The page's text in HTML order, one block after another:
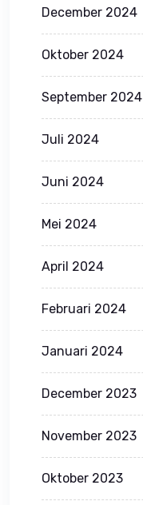
December 2024
Oktober 2024
September 2024
Juli 2024
Juni 2024
Mei 2024
April 2024
Februari 2024
Januari 2024
December 2023
November 2023
Oktober 2023